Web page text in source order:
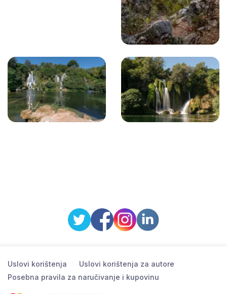
Uslovi korištenja
Uslovi korištenja za autore
Posebna pravila za naručivanje i kupovinu